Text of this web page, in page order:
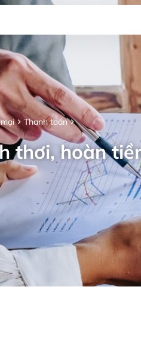
Thanh toán
thơi, hoàn